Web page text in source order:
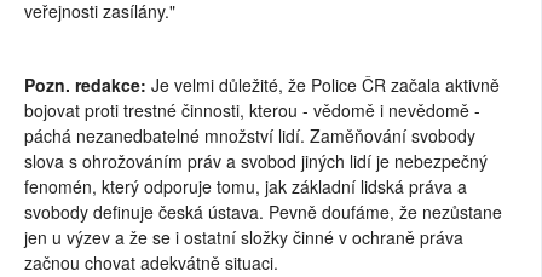
veřejnosti zasílány."
Pozn. redakce: Je velmi důležité, že Police ČR začala aktivně
bojovat proti trestné činnosti, kterou - vědomě i nevědomě -
páchá nezanedbatelné množství lidí. Zaměňování svobody
slova s ohrožováním práv a svobod jiných lidí je nebezpečný
fenomén, který odporuje tomu, jak základní lidská práva a
svobody definuje česká ústava. Pevně doufáme, že nezůstane
jen u výzev a že se i ostatní složky činné v ochraně práva
začnou chovat adekvátně situaci.